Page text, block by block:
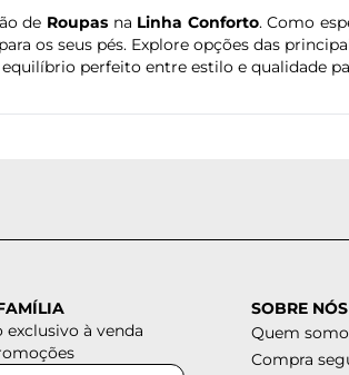
de Roupasna Linha Conforto. Como
os seus pés. Explore opções das
perfeito entre estilo e qualidade
exclusivo à venda
SOBRE NÓS
Quem
Compra